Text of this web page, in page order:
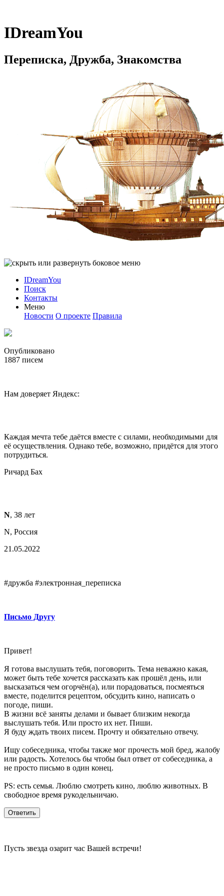
IDreamYou
Переписка, Дружба, Знакомства
IDreamYou
Поиск
Контакты
Меню
Новости О проекте Правила
Опубликовано
1887 писем
Нам доверяет Яндекс:
Каждая мечта тебе даётся вместе с силами, необходимыми для
её осуществления. Однако тебе, возможно, придётся для этого
потрудиться.
Ричард Бах
N, 38 лет
N, Россия
21.05.2022
#дружба #электронная_переписка
Письмо Другу
Привет!
Я готова выслушать тебя, поговорить. Тема неважно какая,
может быть тебе хочется рассказать как прошёл день, или
высказаться чем огорчён(а), или порадоваться, посмеяться
вместе, поделится рецептом, обсудить кино, написать о
погоде, пиши.
В жизни всё заняты делами и бывает близким некогда
выслушать тебя. Или просто их нет. Пиши.
Я буду ждать твоих писем. Прочту и обязательно отвечу.
Ищу собеседника, чтобы также мог прочесть мой бред, жалобу
или радость. Хотелось бы чтобы был ответ от собеседника, а
не просто письмо в один конец.
PS: есть семья. Люблю смотреть кино, люблю животных. В
свободное время рукодельничаю.
Пусть звезда озарит час Вашей встречи!